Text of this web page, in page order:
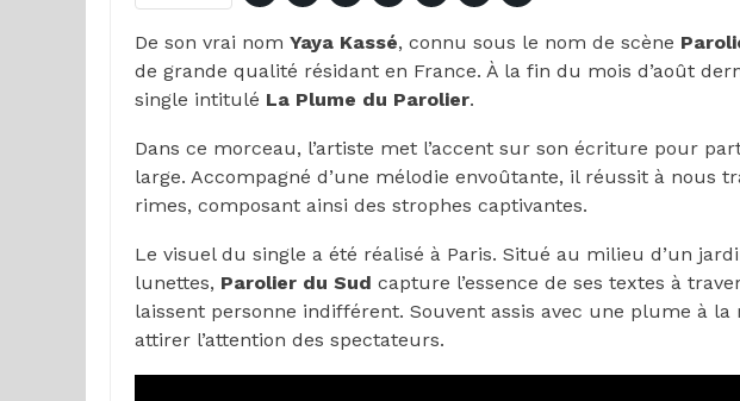
De son vrai nom Yaya Kassé, connu sous le nom de scène
de grande qualité résidant en France. À la fin du mois d’août
single intitulé La Plume du Parolier.
Dans ce morceau, l’artiste met l’accent sur son écriture pour
large. Accompagné d’une mélodie envoûtante, il réussit à nous
rimes, composant ainsi des strophes captivantes.
Le visuel du single a été réalisé à Paris. Situé au milieu d’un
lunettes, Parolier du Sud capture l’essence de ses textes à
laissent personne indifférent. Souvent assis avec une plume à la
attirer l’attention des spectateurs.